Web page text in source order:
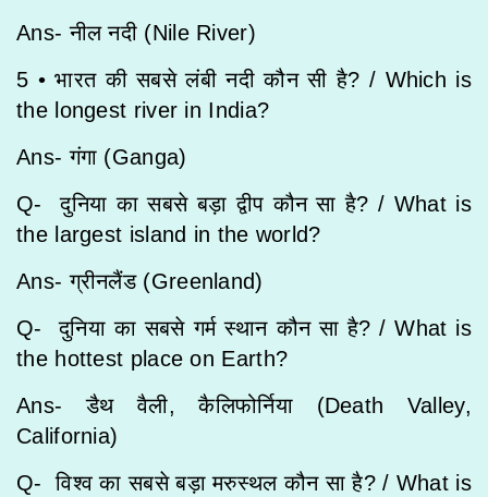
Ans- नील नदी (Nile River)
5 • भारत की सबसे लंबी नदी कौन सी है? / Which is
the longest river in India?
Ans- गंगा (Ganga)
Q- दुनिया का सबसे बड़ा द्वीप कौन सा है? / What is
the largest island in the world?
Ans- ग्रीनलैंड (Greenland)
Q- दुनिया का सबसे गर्म स्थान कौन सा है? / What is
the hottest place on Earth?
Ans- डैथ वैली, कैलिफोर्निया (Death Valley,
California)
Q- विश्व का सबसे बड़ा मरुस्थल कौन सा है? / What is